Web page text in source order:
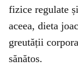
fizice regulate
aceea, dieta
greutății
sănătos.